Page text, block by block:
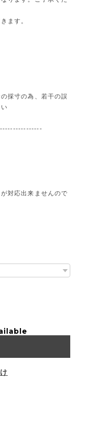
ます。
採寸の為、若干の誤
対応出来ませんので